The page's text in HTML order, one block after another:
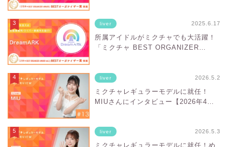
受賞した株式会社KIRINZってどんな事
務所？
liver 2025.6.17
所属アイドルがミクチャでも大活躍！
「ミクチャ BEST ORGANIZER
所？
liver 2026.5.2
ミクチャレギュラーモデルに就任！
MIUさんにインタビュー【2026年4
liver 2026.5.3
ミクチャレギュラーモデルに就任！め